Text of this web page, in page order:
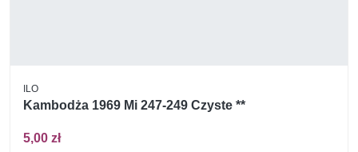
ILO
Kambodża 1969 Mi 247-249 Czyste **
5,00 zł